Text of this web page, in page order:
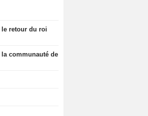
le retour du roi
communauté de